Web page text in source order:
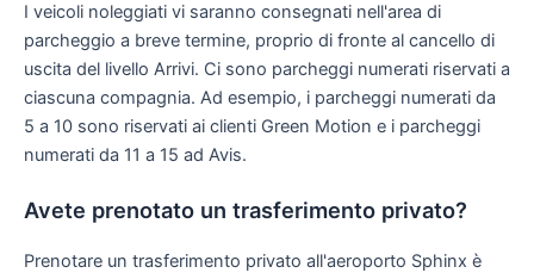
I veicoli noleggiati vi saranno consegnati nell'area di
parcheggio a breve termine, proprio di fronte al cancello di
uscita del livello Arrivi. Ci sono parcheggi numerati riservati a
ciascuna compagnia. Ad esempio, i parcheggi numerati da
5 a 10 sono riservati ai clienti Green Motion e i parcheggi
numerati da 11 a 15 ad Avis.
Avete prenotato un trasferimento privato?
Prenotare un trasferimento privato all'aeroporto Sphinx è